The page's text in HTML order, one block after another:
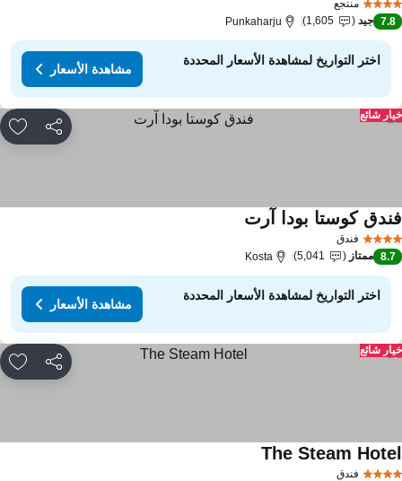
منتجع
7.8 جيد 1,605
Punkaharju
اختر التواريخ لمشاهدة الأسعار المحددة
مشاهدة الأسعار
مشاركة
شائع
فندق
كوستا بودا آرت
8.7 ممتاز 5,041
Kosta
اختر التواريخ لمشاهدة الأسعار المحددة
مشاهدة الأسعار
مشاركة
شائع
فندق
The Steam